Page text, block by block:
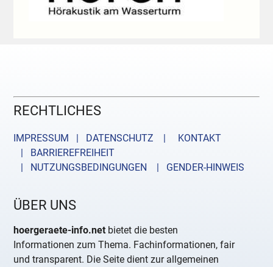
RECHTLICHES
IMPRESSUM | DATENSCHUTZ |
KONTAKT
| BARRIEREFREIHEIT
| NUTZUNGSBEDINGUNGEN
| GENDER-HINWEIS
ÜBER UNS
hoergeraete-info.net bietet die besten
Informationen zum Thema. Fachinformationen, fair
und transparent. Die Seite dient zur allgemeinen